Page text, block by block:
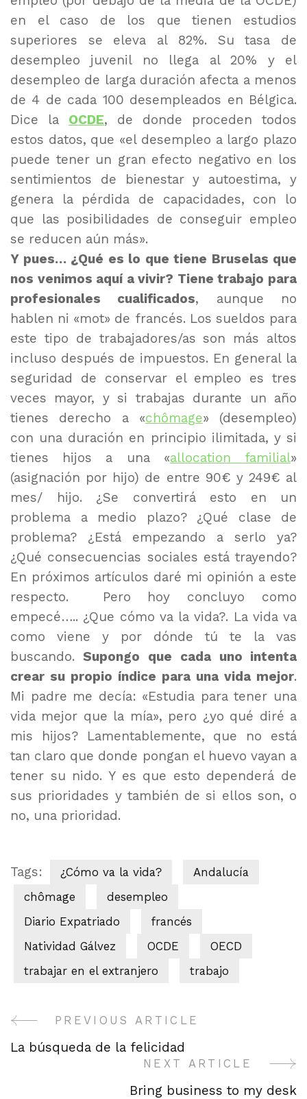
en el caso de los que tienen estudios
superiores se eleva al 82%. Su tasa de
desempleo juvenil no llega al 20% y el
desempleo de larga duración afecta a menos
de 4 de cada 100 desempleados en Bélgica.
Dice la OCDE, de donde proceden todos
estos datos, que «el desempleo a largo plazo
puede tener un gran efecto negativo en los
sentimientos de bienestar y autoestima, y
genera la pérdida de capacidades, con lo
que las posibilidades de conseguir empleo
se reducen aún más».
Y pues… ¿Qué es lo que tiene Bruselas que
nos venimos aquí a vivir? Tiene trabajo para
profesionales cualificados, aunque no
hablen ni «mot» de francés. Los sueldos para
este tipo de trabajadores/as son más altos
incluso después de impuestos. En general la
seguridad de conservar el empleo es tres
veces mayor, y si trabajas durante un año
tienes derecho a «chômage» (desempleo)
con una duración en principio ilimitada, y si
tienes hijos a una «allocation familial»
(asignación por hijo) de entre 90€ y 249€ al
mes/ hijo. ¿Se convertirá esto en un
problema a medio plazo? ¿Qué clase de
problema? ¿Está empezando a serlo ya?
¿Qué consecuencias sociales está trayendo?
En próximos artículos daré mi opinión a este
respecto. Pero hoy concluyo como
empecé….. ¿Que cómo va la vida?. La vida va
como viene y por dónde tú te la vas
buscando.Supongo que
cada uno intenta
crear su propio índice para una vida mejor.
Mi padre me decía: «Estudia para tener una
vida mejor que la mía», pero ¿yo qué diré a
mis hijos? Lamentablemente, que no está
tan claro que donde pongan el huevo vayan a
tener su nido. Y es que esto dependerá de
sus prioridades y también de si ellos son, o
no, una prioridad.
Tags: ¿Cómo va la vida?
Andalucía
chômage
desempleo
Diario Expatriado
francés
Natividad Gálvez
OCDE
OECD
trabajar en el extranjero
trabajo
Post
Navigation
PREVIOUS ARTICLE
La búsqueda de la felicidad
NEXT ARTICLE
Bring business to my desk